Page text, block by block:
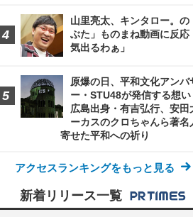
山里亮太、キンタロー。の
ぶた」ものまね動画に反応
気出るわぁ」
原爆の日、平和文化アンバ
ー・STU48が発信する想
広島出身・有吉弘行、安田
ーカスのクロちゃんら著名
寄せた平和への祈り
アクセスランキングをもっと見る
新着リリース一覧